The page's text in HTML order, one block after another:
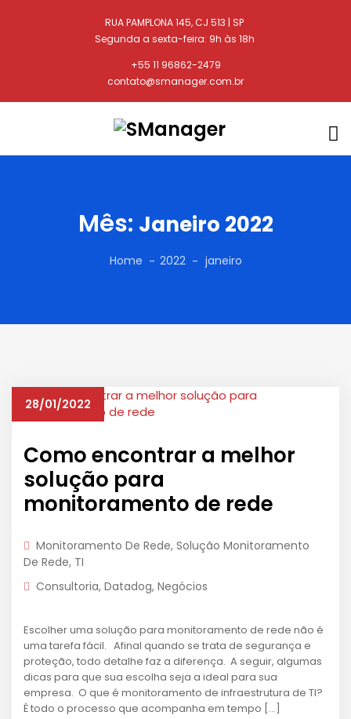
RUA PAMPLONA 145, CJ 513 | SP
Segunda a sexta-feira: 9h às 18h
+55 11 96862-2479
contato@smanager.com.br
Mês: Janeiro 2022
Home 2022 janeiro
28/01/2022
Como encontrar a melhor
solução para
monitoramento de rede
Monitoramento De Rede, Solução Monitoramento
De Rede, TI
Consultoria, Datadog, Negócios
Escolher uma solução para monitoramento de rede não é
uma tarefa fácil. Afinal quando se trata de segurança e
proteção, todo detalhe faz a diferença. A seguir, algumas
dicas para que sua escolha seja a ideal para sua
empresa. O que é monitoramento de infraestrutura de TI?
É todo o processo que acompanha em tempo […]